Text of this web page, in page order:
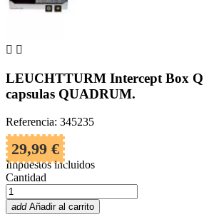
 
LEUCHTTURM Intercept Box Q
capsulas QUADRUM.
Referencia: 345235
29,99 €
Impuestos incluidos
Cantidad
add Añadir al carrito